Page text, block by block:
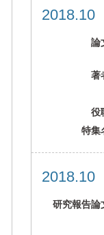
論
著
役
特集
研究報告論